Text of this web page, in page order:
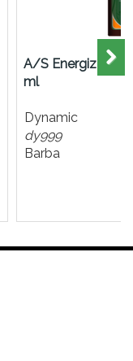
A/S
ml
Dynamic
dy999
Barba